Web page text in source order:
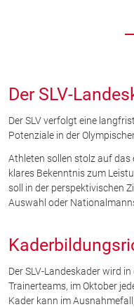
Der SLV-
Der SLV verfolgt eine
Potenziale in der
Athleten sollen stolz auf das
klares Bekenntnis zum
soll in der perspektivischen
Auswahl oder
Der SLV-Landeskader wird
Trainerteams, im Oktober
Kader kann im